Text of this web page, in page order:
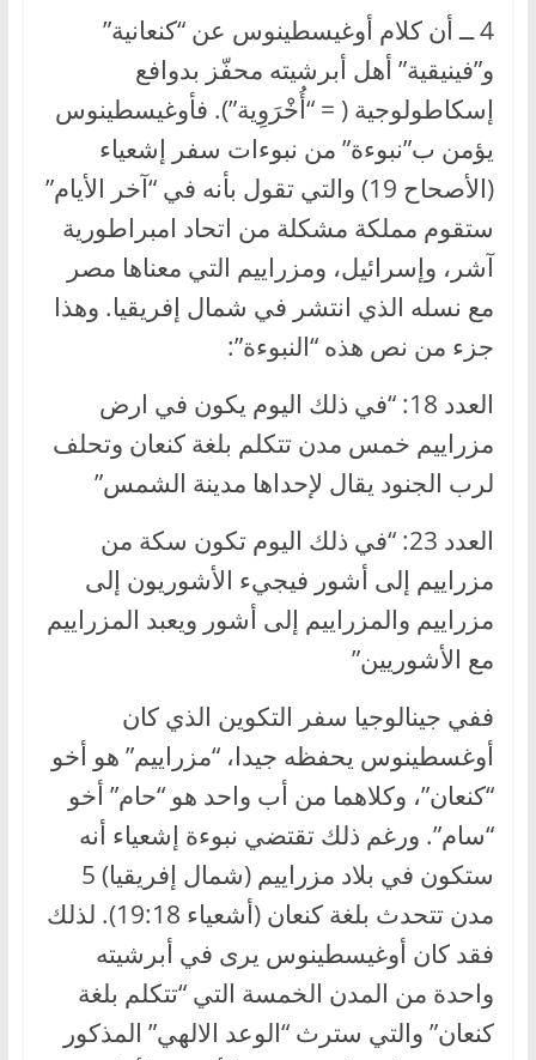
4 ــ أن كلام أوغيسطينوس عن “كنعانية”
و”فينيقية” أهل أبرشيته محفّز بدوافع
إسكاطولوجية ( = “أُخْرَوِية”). فأوغيسطينوس
يؤمن ب”نبوءة” من نبوءات سفر إشعياء
(الأصحاح 19) والتي تقول بأنه في “آخر الأيام”
ستقوم مملكة مشكلة من اتحاد امبراطورية
آشر، وإسرائيل، ومزراييم التي معناها مصر
مع نسله الذي انتشر في شمال إفريقيا. وهذا
جزء من نص هذه “النبوءة”:
العدد 18: “في ذلك اليوم يكون في ارض
مزراييم خمس مدن تتكلم بلغة كنعان وتحلف
لرب الجنود يقال لإحداها مدينة الشمس”
العدد 23: “في ذلك اليوم تكون سكة من
مزراييم إلى أشور فيجيء الأشوريون إلى
مزراييم والمزراييم إلى أشور ويعبد المزراييم
مع الأشوريين”
ففي جينالوجيا سفر التكوين الذي كان
أوغسطينوس يحفظه جيدا، “مزراييم” هو أخو
“كنعان”، وكلاهما من أب واحد هو “حام” أخو
“سام”. ورغم ذلك تقتضي نبوءة إشعياء أنه
ستكون في بلاد مزراييم (شمال إفريقيا) 5
مدن تتحدث بلغة كنعان (أشعياء 19:18). لذلك
فقد كان أوغيسطينوس يرى في أبرشيته
واحدة من المدن الخمسة التي “تتكلم بلغة
كنعان” والتي سترث “الوعد الالهي” المذكور